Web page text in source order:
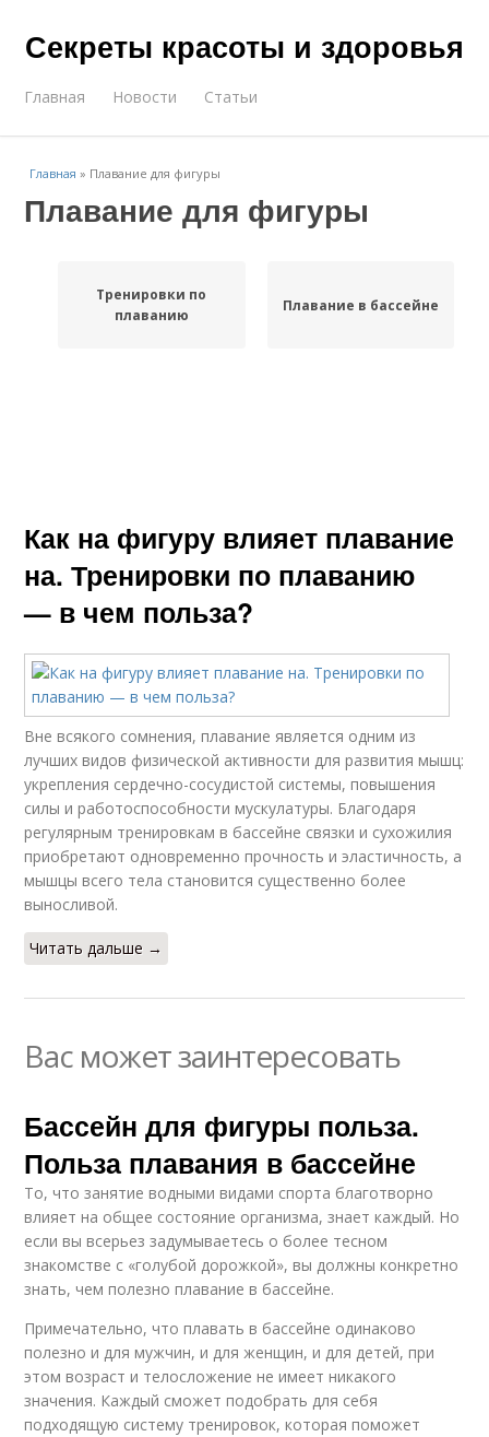
Секреты красоты и здоровья
Главная Новости Статьи
Главная » Плавание для фигуры
Плавание для фигуры
Тренировки по
плаванию
Плавание в бассейне
Как на фигуру влияет плавание
на. Тренировки по плаванию
— в чем польза?
Вне всякого сомнения, плавание является одним из
лучших видов физической активности для развития мышц:
укрепления сердечно-сосудистой системы, повышения
силы и работоспособности мускулатуры. Благодаря
регулярным тренировкам в бассейне связки и сухожилия
приобретают одновременно прочность и эластичность, а
мышцы всего тела становится существенно более
выносливой.
Читать дальше →
Вас может заинтересовать
Бассейн для фигуры польза.
Польза плавания в бассейне
То, что занятие водными видами спорта благотворно
влияет на общее состояние организма, знает каждый. Но
если вы всерьез задумываетесь о более тесном
знакомстве с «голубой дорожкой», вы должны конкретно
знать, чем полезно плавание в бассейне.
Примечательно, что плавать в бассейне одинаково
полезно и для мужчин, и для женщин, и для детей, при
этом возраст и телосложение не имеет никакого
значения. Каждый сможет подобрать для себя
подходящую систему тренировок, которая поможет